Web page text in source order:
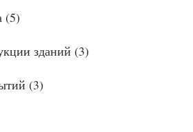
(5)
зданий (3)
(3)